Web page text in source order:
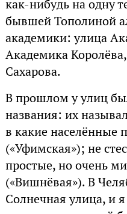
как-нибудь на одну
бывшей Тополиной
академики: улица
Академика
Сахарова.
В прошлом у улиц
названия: их
в какие населённые
(«Уфимская»); не
простые, но очень
(«Вишнёвая»). В
Солнечная улица, и